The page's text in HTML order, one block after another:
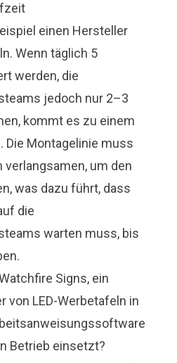
einen Hersteller
Wenn täglich 5
werden, die
jedoch nur 2–3
kommt es zu einem
Die Montagelinie muss
verlangsamen, um den
was dazu führt, dass
die
warten muss, bis
Signs, ein
von LED-Werbetafeln in
Betrieb einsetzt?